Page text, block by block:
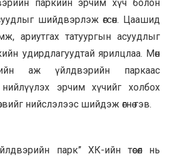
паркийн эрчим хүч болон
шийдвэрлэж өгсөн. Цаашид
ариутгах татуургын асуудлыг
удирдлагуудтай ярилцлаа. Мөн
аж үйлдвэрийн паркаас
эрчим хүчийг холбох
нийслэлээс шийдэж өгнө гэв.
парк” ХК-ийн төсөл нь